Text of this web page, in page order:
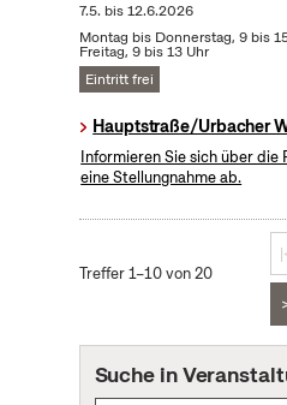
7.5. bis12.6.2026
Montag bis Donnerstag, 9 bis
Freitag, 9 bis 13 Uhr
Eintritt frei
Hauptstraße/Urbacher
Informieren Sie sich über die
eine Stellungnahme ab.
Treffer 1–10 von 20
Suche in